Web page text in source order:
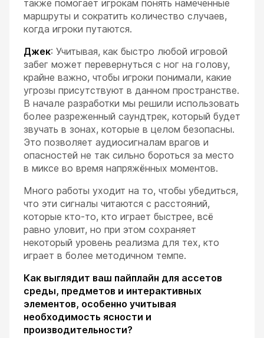
также помогает игрокам понять намеченные
маршруты и сократить количество случаев,
когда игроки путаются.
Джек: Учитывая, как быстро любой игровой
забег может перевернуться с ног на голову,
крайне важно, чтобы игроки понимали, какие
угрозы присутствуют в данном пространстве.
В начале разработки мы решили использовать
более разреженный саундтрек, который будет
звучать в зонах, которые в целом безопасны.
Это позволяет аудиосигналам врагов и
опасностей не так сильно бороться за место
в миксе во время напряжённых моментов.
Много работы уходит на то, чтобы убедиться,
что эти сигналы читаются с расстояний,
которые кто-то, кто играет быстрее, всё
равно уловит, но при этом сохраняет
некоторый уровень реализма для тех, кто
играет в более методичном темпе.
Как выглядит ваш пайплайн для ассетов
среды, предметов и интерактивных
элементов, особенно учитывая
необходимость ясности и
производительности?